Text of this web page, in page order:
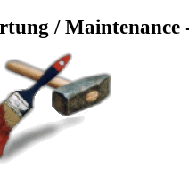
/ Maintenance